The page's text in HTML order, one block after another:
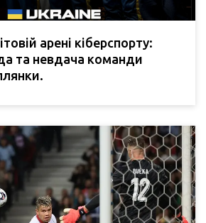
арені кіберспорту:
та невдача команди